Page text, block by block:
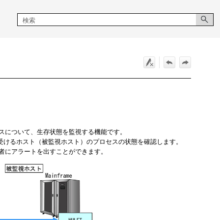
ついて、生存状態を監視する機能です。
るホスト（被監視ホスト）のプロセスの状態を確認します。
アラートを出すことができます。